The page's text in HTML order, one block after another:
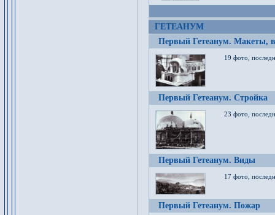
ГЕТЕАНУМ
Первый Гетеанум. Макеты,
19 фото,
Первый Гетеанум. Стройка
23 фото,
Первый Гетеанум. Виды
17 фото,
Первый Гетеанум. Пожар